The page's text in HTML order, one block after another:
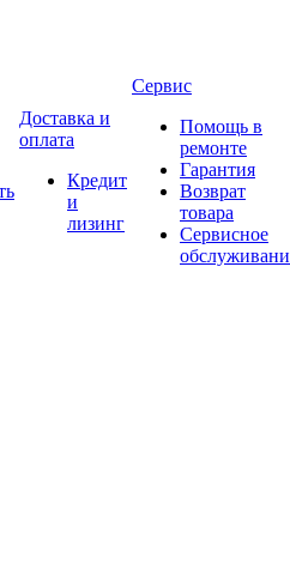
Доставка и
оплата
Кредит
и
лизинг
Сервис
Помощь в
ремонте
Гарантия
Возврат
товара
Сервисное